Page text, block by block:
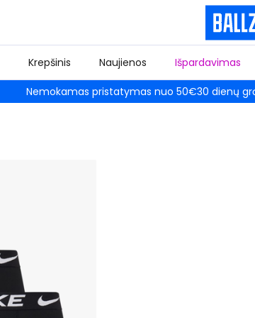
Krepšinis Naujienos Išpardavimas
Nemokamas pristatymas nuo 50€30 dienų